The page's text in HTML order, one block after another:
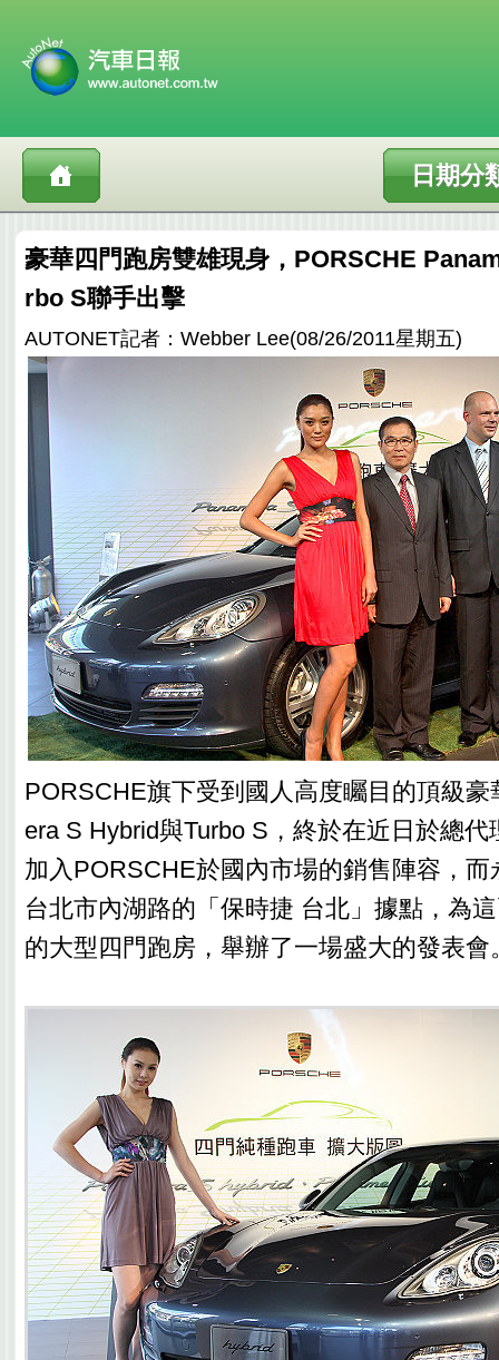
日期分
豪華四門跑房雙雄現身，PORSCHE
rbo S聯手出擊
AUTONET記者：Webber Lee(08/26/2011星期五)
PORSCHE旗下受到國人高度矚目的頂級豪
era S Hybrid與Turbo S，終於在近日於總
加入PORSCHE於國內市場的銷售陣容，
台北市內湖路的「保時捷 台北」據點，為
的大型四門跑房，舉辦了一場盛大的發表會